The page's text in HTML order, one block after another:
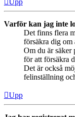
Varför kan jag inte
Det finns flera
försäkra dig om
Om du är säker
för att försäkra
Det är också
felinställning
Upp